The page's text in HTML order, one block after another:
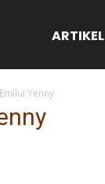
ARTIKEL
Yenny